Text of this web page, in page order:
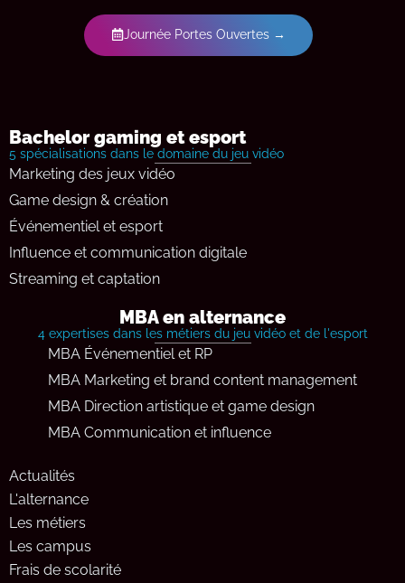
Journée Portes Ouvertes →
Bachelor gaming et esport
5 spécialisations dans le domaine du jeu vidéo
Marketing des jeux vidéo
Game design & création
Événementiel et esport
Influence et communication digitale
Streaming et captation
MBA en alternance
4 expertises dans les métiers du jeu vidéo et de l'esport
MBA Événementiel et RP
MBA Marketing et brand content management
MBA Direction artistique et game design
MBA Communication et influence
Actualités
L'alternance
Les métiers
Les campus
Frais de scolarité